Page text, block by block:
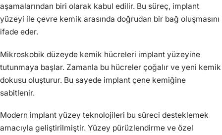
aşamalarından biri olarak kabul edilir. Bu süreç, implant
yüzeyi ile çevre kemik arasında doğrudan bir bağ oluşmasını
ifade eder.
Mikroskobik düzeyde kemik hücreleri implant yüzeyine
tutunmaya başlar. Zamanla bu hücreler çoğalır ve yeni kemik
dokusu oluşturur. Bu sayede implant çene kemiğine
sabitlenir.
Modern implant yüzey teknolojileri bu süreci desteklemek
amacıyla geliştirilmiştir. Yüzey pürüzlendirme ve özel